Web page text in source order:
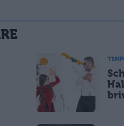
cookie salvi i tuoi dati (nome, email) per il prossimo
di marketing diretto con modalità